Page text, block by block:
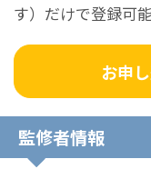
す）だけで登録可能
お申
監修者情報